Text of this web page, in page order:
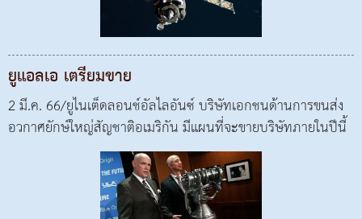
ยูแอลเอ เตรียมขาย
2 มี.ค. 66/ยูไนเต็ดลอนช์อัลไลอันซ์ บริษัทเอกชนด้านการขนส่ง
อวกาศยักษ์ใหญ่สัญชาติอเมริกัน มีแผนที่จะขายบริษัทภายในปีนี้